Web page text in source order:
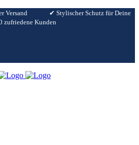
Versand
✔︎ Stylischer Schutz für Deine
zufriedene Kunden